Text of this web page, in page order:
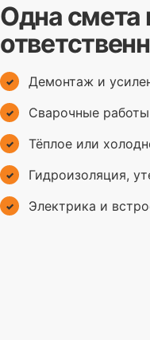
Одна смета
Демонтаж и
Сварочные
Тёплое или
Гидроизоляция,
Электрика и